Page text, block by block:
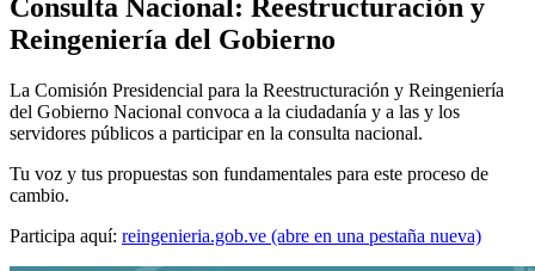
Consulta Nacional: Reestructuración y
Reingeniería del Gobierno
La Comisión Presidencial para la Reestructuración y Reingeniería
del Gobierno Nacional convoca a la ciudadanía y a las y los
servidores públicos a participar en la consulta nacional.
Tu voz y tus propuestas son fundamentales para este proceso de
cambio.
Participa aquí: reingenieria.gob.ve (abre en una pestaña nueva)